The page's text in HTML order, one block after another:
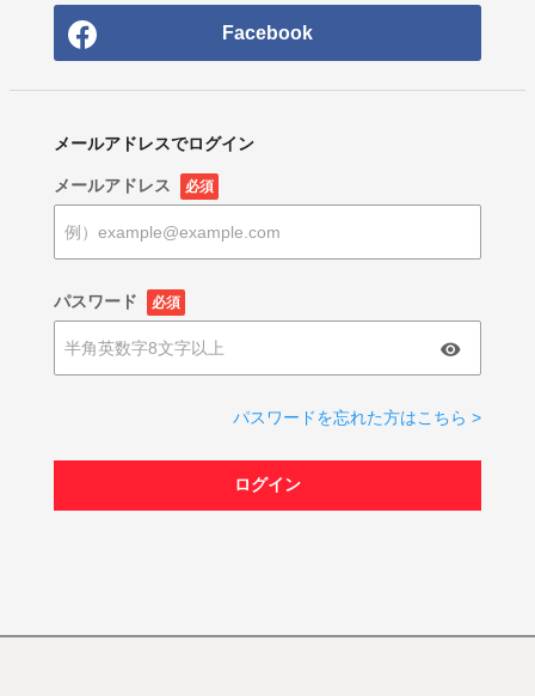
Facebook
メールアドレスでログイン
メールアドレス 必須
パスワード 必須
パスワードを忘れた方はこちら >
ログイン